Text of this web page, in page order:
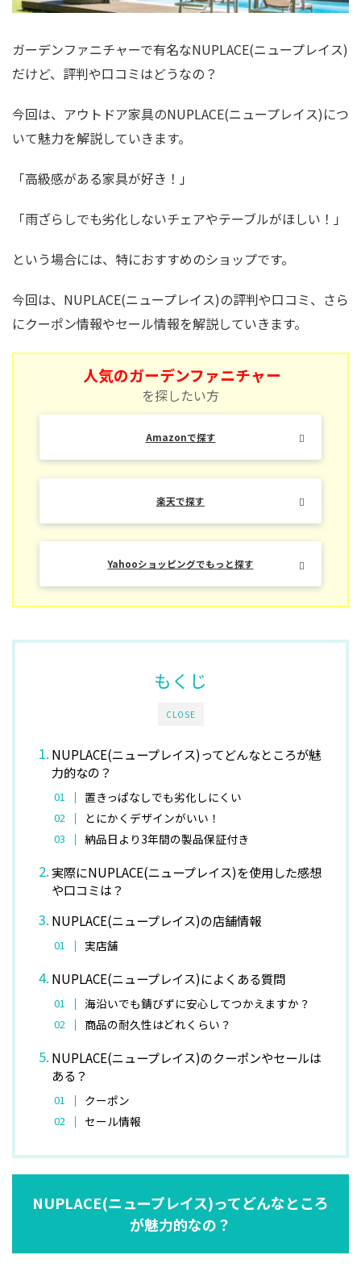
ガーデンファニチャーで有名なNUPLACE(ニュープレイス)
だけど、評判や口コミはどうなの？
今回は、アウトドア家具のNUPLACE(ニュープレイス)につ
いて魅力を解説していきます。
「高級感がある家具が好き！」
「雨ざらしでも劣化しないチェアやテーブルがほしい！」
という場合には、特におすすめのショップです。
今回は、NUPLACE(ニュープレイス)の評判や口コミ、さら
にクーポン情報やセール情報を解説していきます。
人気のガーデンファニチャー
を探したい方
Amazonで探す
楽天で探す
Yahooショッピングでもっと探す
CLOSE
もくじ
NUPLACE(ニュープレイス)ってどんなところが魅
力的なの？
置きっぱなしでも劣化しにくい
とにかくデザインがいい！
納品日より3年間の製品保証付き
実際にNUPLACE(ニュープレイス)を使用した感想
や口コミは？
NUPLACE(ニュープレイス)の店舗情報
実店舗
NUPLACE(ニュープレイス)によくある質問
海沿いでも錆びずに安心してつかえますか？
商品の耐久性はどれくらい？
NUPLACE(ニュープレイス)のクーポンやセールは
ある？
クーポン
セール情報
NUPLACE(ニュープレイス)ってどんなところ
が魅力的なの？